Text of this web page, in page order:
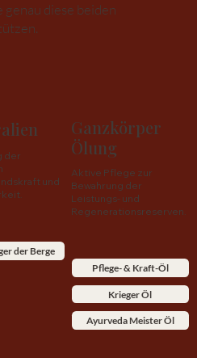
diese beiden
der
und
der Berge
Ganzkörper
Ölung
Aktive Pflege zur
Bewahrung der
Leistungs- und
Regenerationsreserven.
Pflege- & Kraft-Öl
Krieger Öl
Ayurveda Meister Öl